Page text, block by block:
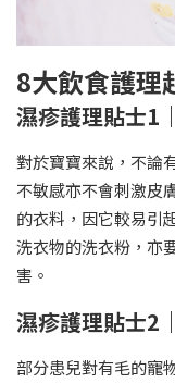
8大飲食護理
濕疹護理貼士1
對於寶寶來說，不論
不敏感亦不會刺激皮
的衣料，因它較易引
洗衣物的洗衣粉，亦
害。
濕疹護理貼士2
部分患兒對有毛的寵